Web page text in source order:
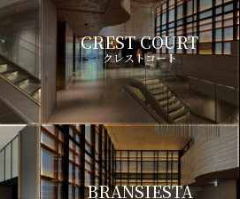
CREST COURT
クレストコート
BRANSIESTA